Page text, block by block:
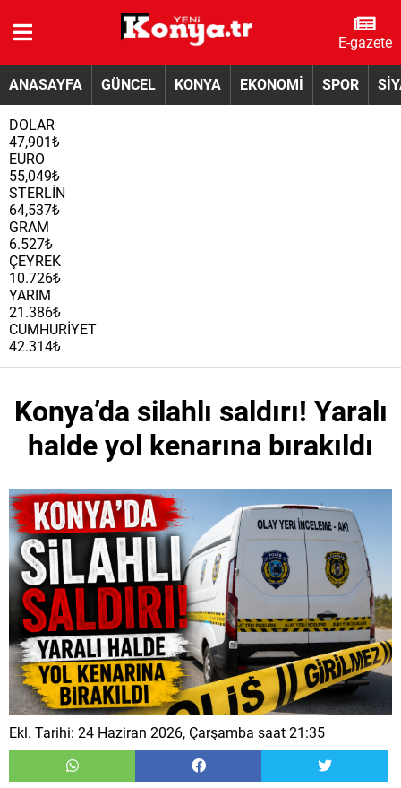
E-gazete
ANASAYFA GÜNCEL KONYA EKONOMİ SPOR
DOLAR
47,901₺
EURO
55,049₺
STERLİN
64,537₺
GRAM
6.527₺
ÇEYREK
10.726₺
YARIM
21.386₺
CUMHURİYET
42.314₺
Konya’da silahlı saldırı! Yaralı
halde yol kenarına bırakıldı
Ekl. Tarihi: 24 Haziran 2026, Çarşamba saat 21:35